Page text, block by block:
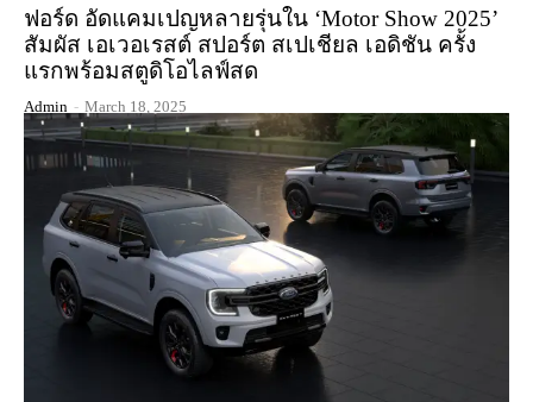
ฟอร์ด อัดแคมเปญหลายรุ่นใน ‘Motor Show 2025’
สัมผัส เอเวอเรสต์ สปอร์ต สเปเชียล เอดิชัน ครั้ง
แรกพร้อมสตูดิโอไลฟ์สด
Admin - March 18, 2025